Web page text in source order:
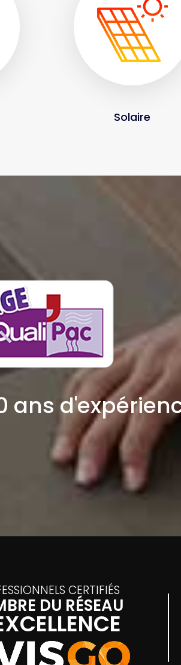
Solaire
ans
CERTIFIÉS
DU RÉSEAU